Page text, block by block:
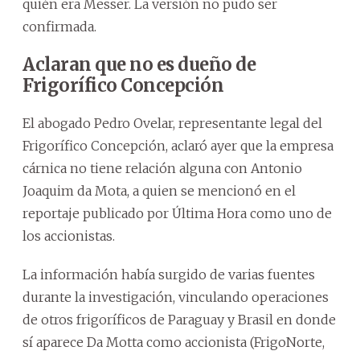
quién era Messer. La versión no pudo ser
confirmada.
Aclaran que no es dueño de
Frigorífico Concepción
El abogado Pedro Ovelar, representante legal del
Frigorífico Concepción, aclaró ayer que la empresa
cárnica no tiene relación alguna con Antonio
Joaquim da Mota, a quien se mencionó en el
reportaje publicado por Última Hora como uno de
los accionistas.
La información había surgido de varias fuentes
durante la investigación, vinculando operaciones
de otros frigoríficos de Paraguay y Brasil en donde
sí aparece Da Motta como accionista (FrigoNorte,